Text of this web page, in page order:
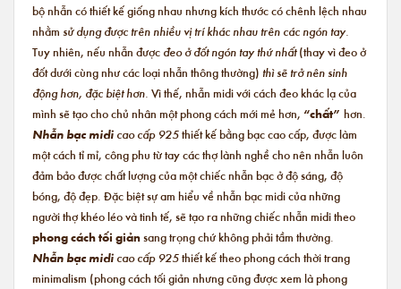
bộ nhẫn có thiết kế giống nhau nhưng kích thước có chênh lệch nhau
nhằm sử dụng được trên nhiều vị trí khác nhau trên các ngón tay.
Tuy nhiên, nếu nhẫn được đeo ở đốt ngón tay thứ nhất(thay vì đeo ở
đốt dưới cùng như các loại nhẫn thông thường) thì sẽ trở nên sinh
động hơn, đặc biệt hơn. Vì thế, nhẫn midi với cách đeo khác lạ của
mình sẽ tạo cho chủ nhân một phong cách mới mẻ hơn, “chất” hơn.
Nhẫn bạc midi cao cấp 925thiết kế bằng bạc cao cấp, được làm
một cách tỉ mỉ, công phu từ tay các thợ lành nghề cho nên nhẫn luôn
đảm bảo được chất lượng của một chiếc nhẫn bạc ở độ sáng, độ
bóng, độ đẹp. Đặc biệt sự am hiểu về nhẫn bạc midi của những
người thợ khéo léo và tinh tế, sẽ tạo ra những chiếc nhẫn midi theo
phong cách tối giảnsang trọng chứ không phải tầm thường.
Nhẫn bạc midi cao cấp 925thiết kế theo phong cách thời trang
minimalism (phong cách tối giản nhưng cũng được xem là phong